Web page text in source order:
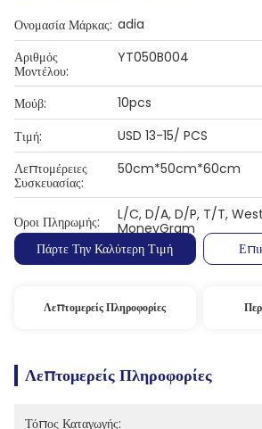
Ονομασία Μάρκας: adia
Αριθμός
Μοντέλου:
YT050B004
Μούβ:
10pcs
Τιμή:
USD 13-15/ PCS
Λεπτομέρειες
Συσκευασίας:
50cm*50cm*60cm
Όροι Πληρωμής:
L/C, D/A, D/P, T/T,
MoneyGram
Πάρτε Την Καλύτερη Τιμή
Λεπτομερείς Πληροφορίες
Λεπτομερείς Πληροφορίες
Τόπος Καταγωγής: